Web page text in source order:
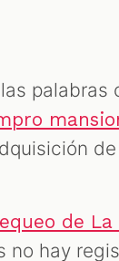
palabras
de
hay